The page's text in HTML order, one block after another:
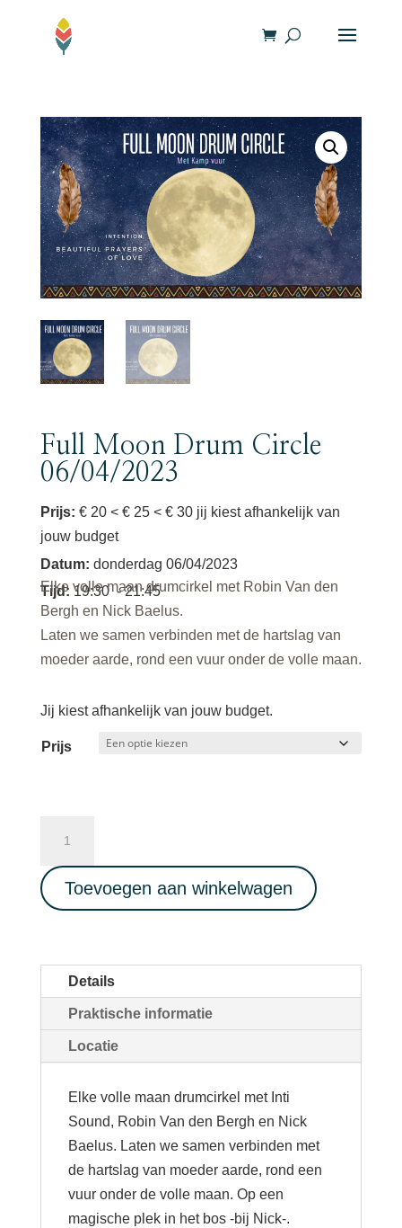
Full Moon Drum Circle
06/04/2023
Prijs: € 20 < € 25 < € 30 jij kiest afhankelijk van
jouw budget
Datum: donderdag 06/04/2023
Tijd: 19:30 - 21:45
Elke volle maan drumcirkel met Robin Van den
Bergh en Nick Baelus.
Laten we samen verbinden met de hartslag van
moeder aarde, rond een vuur onder de volle maan.
Jij kiest afhankelijk van jouw budget.
Prijs
Drum
Circle
Toevoegen aan winkelwagen
Details
Praktische informatie
Locatie
Elke volle maan drumcirkel met Inti
Sound, Robin Van den Bergh en Nick
Baelus. Laten we samen verbinden met
de hartslag van moeder aarde, rond een
vuur onder de volle maan. Op een
magische plek in het bos -bij Nick-.